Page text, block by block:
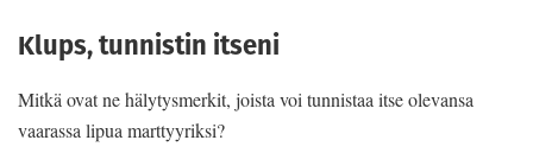
Klups, tunnistin itseni
Mitkä ovat ne hälytysmerkit, joista voi tunnistaa itse olevansa
vaarassa lipua marttyyriksi?